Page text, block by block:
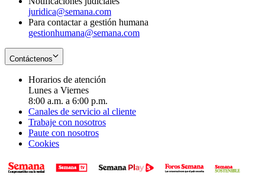
juridica@semana.com
Para contactar a gestión humana
gestionhumana@semana.com
Contáctenos
Horarios de atención
Lunes a Viernes
8:00 a.m. a 6:00 p.m.
Canales de servicio al cliente
Trabaje con nosotros
Paute con nosotros
Cookies